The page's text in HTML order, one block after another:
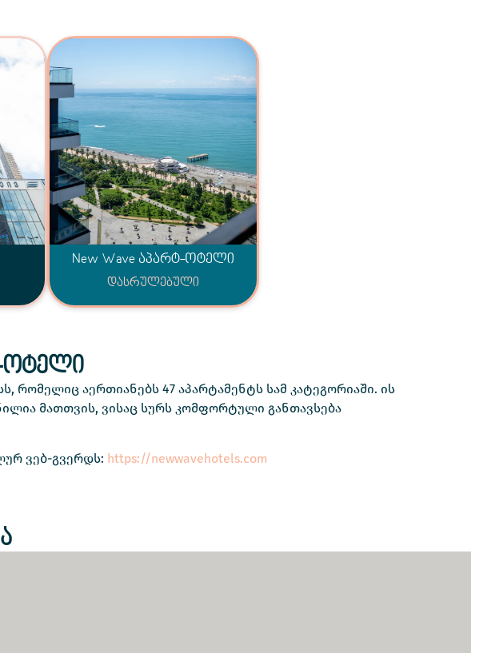
New Wave აპარტ-ოტელი
დასრულებული
ᲝᲢᲔᲚᲘ
რომელიც აერთიანებს 47 აპარტამენტს სამ კატეგორიაში. ის
მათთვის, ვისაც სურს კომფორტული განთავსება
ვებ-გვერდს: https://newwavehotels.com